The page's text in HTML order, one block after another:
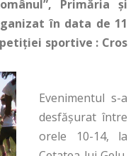
Primăria şi
în data de 11
sportive : Cros
Evenimentul s-a
desfăşurat între
orele 10-14, la